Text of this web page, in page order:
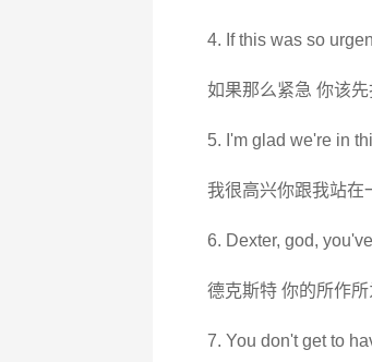
4. If this was so
如果那么紧急 你该
5. I'm glad we're in
我很高兴你跟我站在
6. Dexter, god,
德克斯特 你的所作
7. You don't get to